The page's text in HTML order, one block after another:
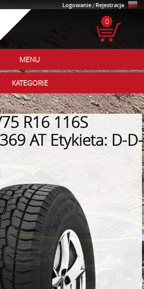
Logowanie/ Rejestracja
0
MENU
KATEGORIE
R16 116S
AT Etykieta: D-D-